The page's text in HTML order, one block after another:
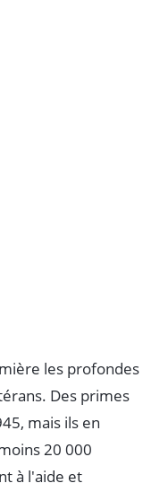
les profondes
Des primes
mais ils en
20 000
à l'aide et